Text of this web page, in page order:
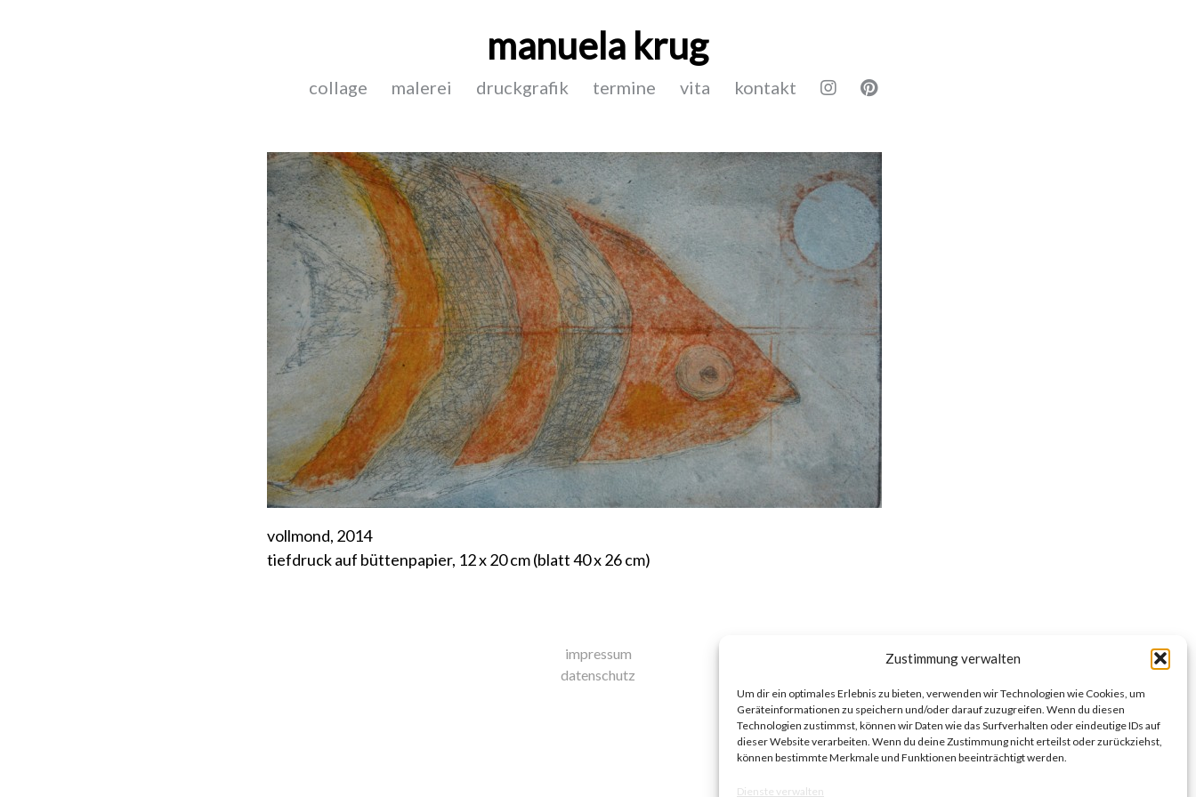
Zustimmung verwalten
Um dir ein optimales Erlebnis zu bieten, verwenden wir Technologien wie Cookies, um
Geräteinformationen zu speichern und/oder darauf zuzugreifen. Wenn du diesen
Technologien zustimmst, können wir Daten wie das Surfverhalten oder eindeutige IDs auf
dieser Website verarbeiten. Wenn du deine Zustimmung nicht erteilst oder zurückziehst,
können bestimmte Merkmale und Funktionen beeinträchtigt werden.
Dienste verwalten
manuela krug
collage malerei druckgrafik termine vita kontakt
vollmond, 2014
tiefdruck auf büttenpapier, 12 x 20 cm (blatt 40 x 26 cm)
impressum
datenschutz